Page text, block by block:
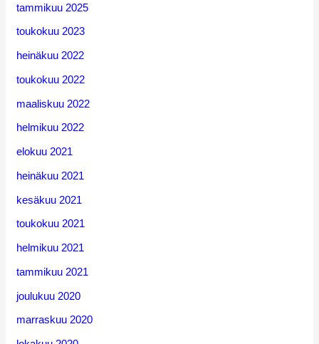
tammikuu 2025
toukokuu 2023
heinäkuu 2022
toukokuu 2022
maaliskuu 2022
helmikuu 2022
elokuu 2021
heinäkuu 2021
kesäkuu 2021
toukokuu 2021
helmikuu 2021
tammikuu 2021
joulukuu 2020
marraskuu 2020